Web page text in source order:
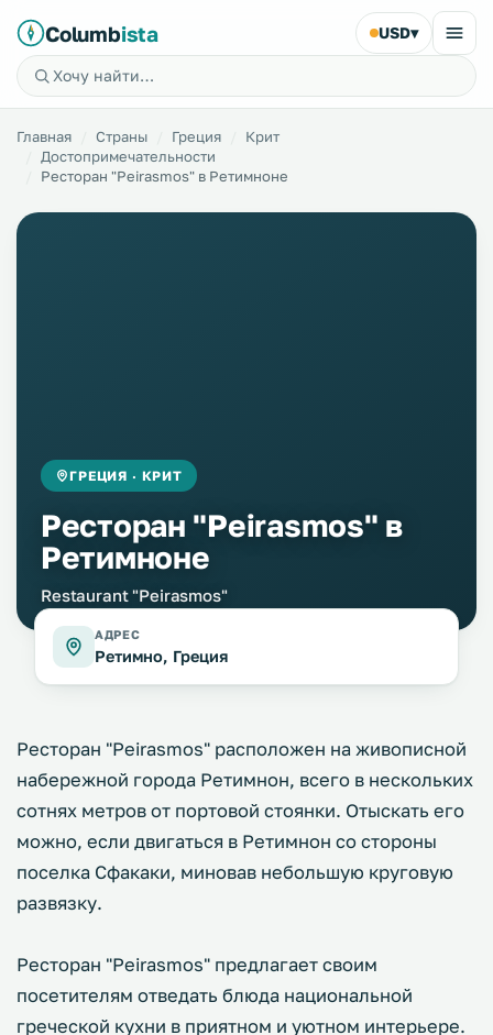
Columbista USD▾
Главная Страны Греция
Крит
Достопримечательности
Ресторан "Peirasmos" в Ретимноне
ГРЕЦИЯ · КРИТ
Ресторан "Peirasmos" в
Ретимноне
Restaurant "Peirasmos"
АДРЕС
Ретимно, Греция
Ресторан "Peirasmos" расположен на живописной
набережной города Ретимнон, всего в нескольких
сотнях метров от портовой стоянки. Отыскать его
можно, если двигаться в Ретимнон со стороны
поселка Сфакаки, миновав небольшую круговую
развязку.
Ресторан "Peirasmos" предлагает своим
посетителям отведать блюда национальной
греческой кухни в приятном и уютном интерьере.